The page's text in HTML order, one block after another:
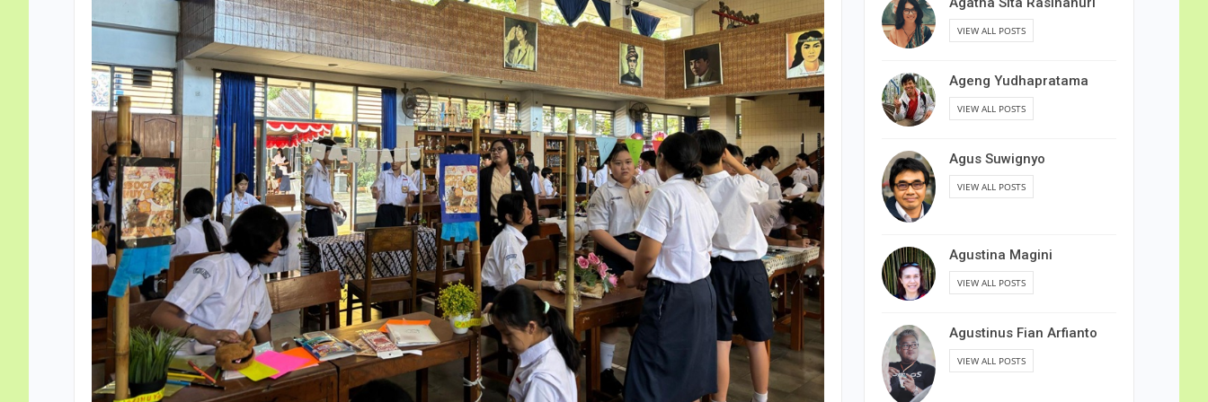
VIEW ALL POSTS
Ageng Yudhapratama
VIEW ALL POSTS
Agus Suwignyo
VIEW ALL POSTS
Agustina Magini
VIEW ALL POSTS
Agustinus Fian Arfianto
VIEW ALL POSTS